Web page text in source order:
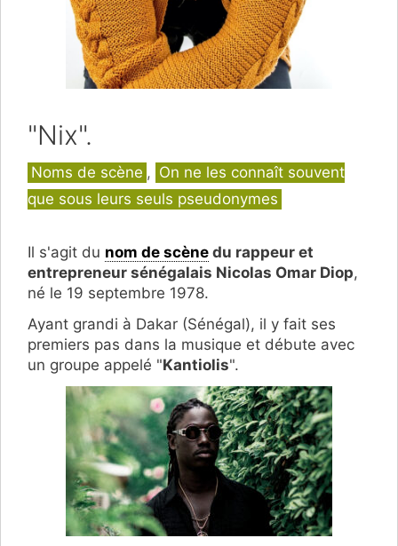
"Nix".
Catégories
Noms de scène , On ne les connaît souvent
que sous leurs seuls pseudonymes
Il s'agit du nom de scène du rappeur et
entrepreneur sénégalais Nicolas Omar Diop,
né le 19 septembre 1978.
Ayant grandi à Dakar (Sénégal), il y fait ses
premiers pas dans la musique et débute avec
un groupe appelé "Kantiolis".